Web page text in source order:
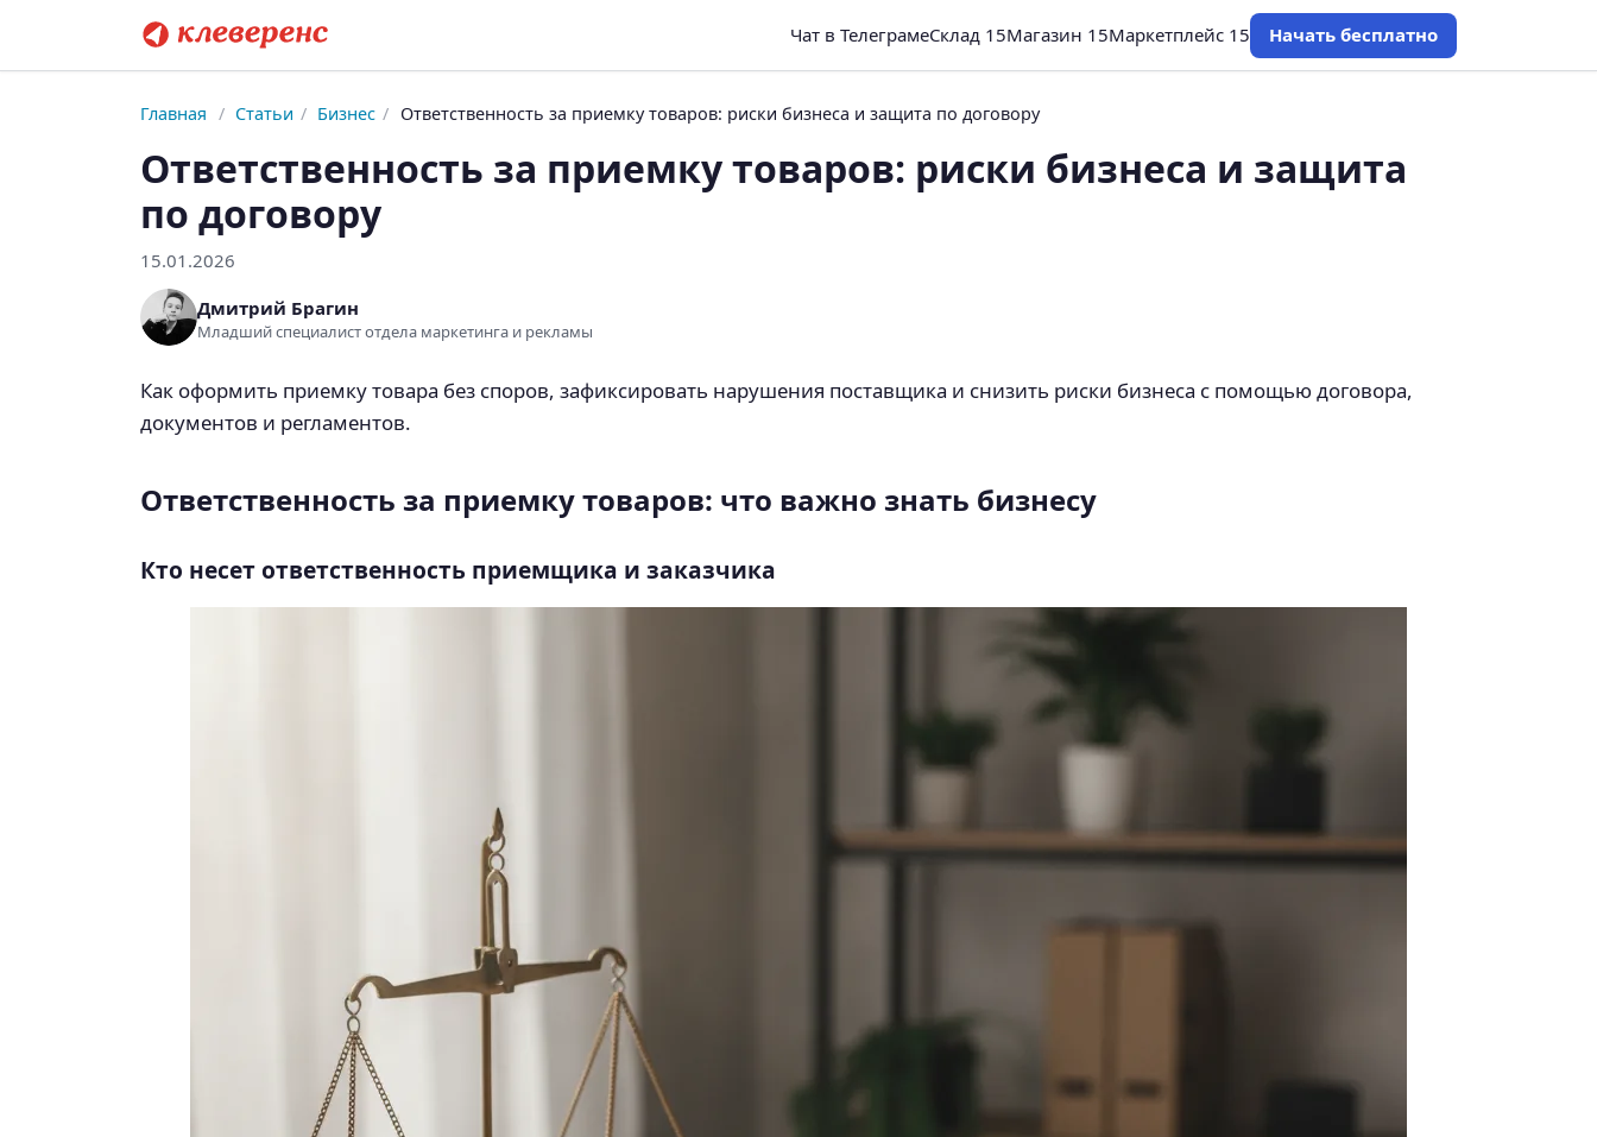
Чат в ТелеграмеСклад 15Магазин 15Маркетплейс 15 Начать бесплатно
Главная / Статьи / Бизнес / Ответственность за приемку товаров: риски бизнеса и защита по договору
Ответственность за приемку товаров: риски бизнеса и защита
по договору
15.01.2026
Дмитрий Брагин
Младший специалист отдела маркетинга и рекламы
Как оформить приемку товара без споров, зафиксировать нарушения поставщика и снизить риски бизнеса с помощью договора,
документов и регламентов.
Ответственность за приемку товаров: что важно знать бизнесу
Кто несет ответственность приемщика и заказчика